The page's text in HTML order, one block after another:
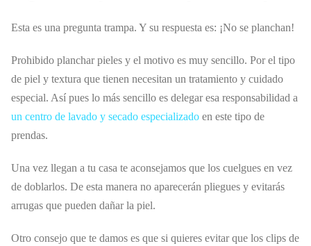
Esta es una pregunta trampa. Y su respuesta es: ¡No se planchan!
Prohibido planchar pieles y el motivo es muy sencillo. Por el tipo
de piel y textura que tienen necesitan un tratamiento y cuidado
especial. Así pues lo más sencillo es delegar esa responsabilidad a
un centro de lavado y secado especializado en este tipo de
prendas.
Una vez llegan a tu casa te aconsejamos que los cuelgues en vez
de doblarlos. De esta manera no aparecerán pliegues y evitarás
arrugas que pueden dañar la piel.
Otro consejo que te damos es que si quieres evitar que los clips de